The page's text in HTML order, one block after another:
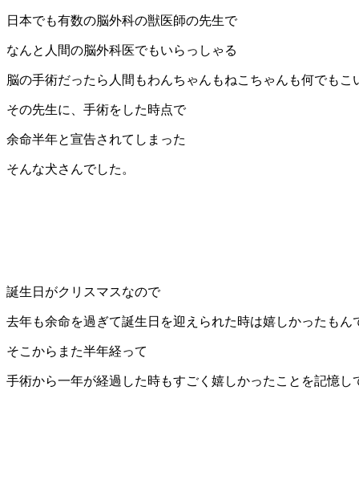
日本でも有数の脳外科の獣医師の先生で
なんと人間の脳外科医でもいらっしゃる
脳の手術だったら人間もわんちゃんもねこちゃんも何でもこ
その先生に、手術をした時点で
余命半年と宣告されてしまった
そんな犬さんでした。
誕生日がクリスマスなので
去年も余命を過ぎて誕生日を迎えられた時は嬉しかったもん
そこからまた半年経って
手術から一年が経過した時もすごく嬉しかったことを記憶し